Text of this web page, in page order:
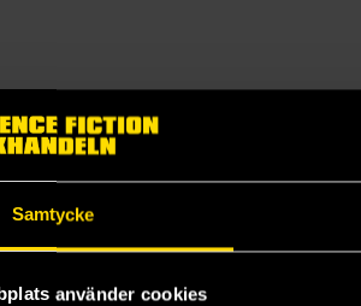
Samtycke
använder cookies
is supplied unpainted.
sig från de bilder och den information som